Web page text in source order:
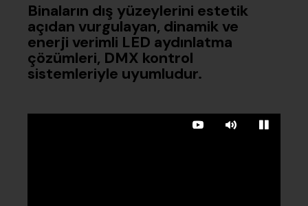
Binaların dış yüzeylerini estetik
açıdan vurgulayan, dinamik ve
enerji verimli LED aydınlatma
çözümleri, DMX kontrol
sistemleriyle uyumludur.